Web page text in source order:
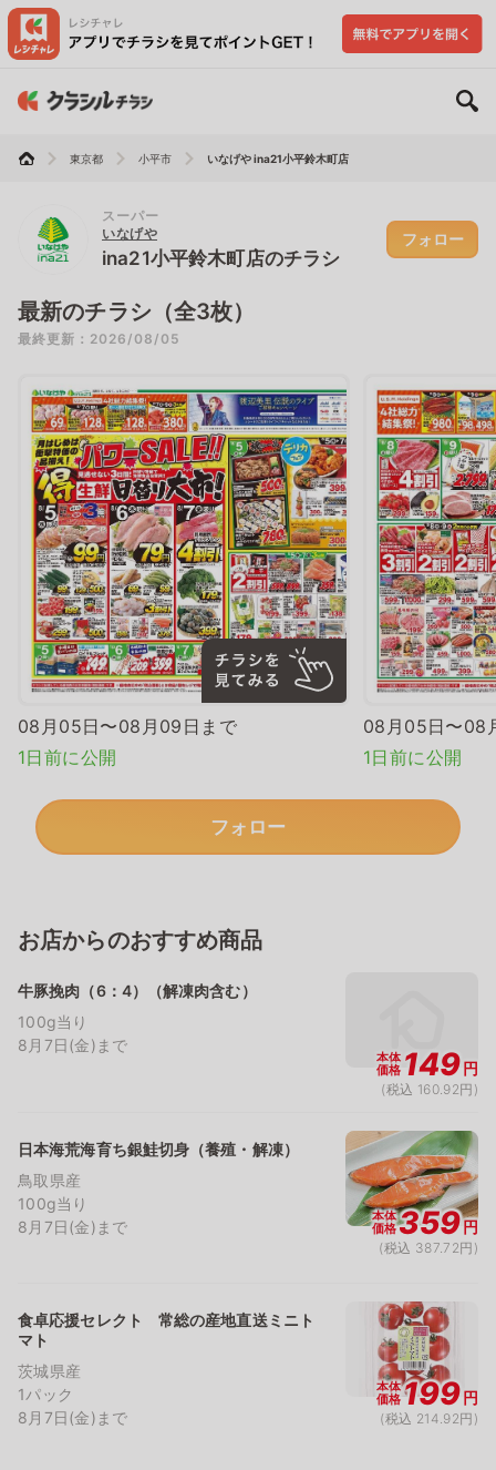
東京都 小平市 いなげや ina21小平鈴木町店
スーパー
いなげや
ina21小平鈴木町店のチラシ
フォロー
最新のチラシ（全3枚）
最終更新：2026/08/05
08月05日〜08月09日まで
1日前に公開
08月05日〜08
1日前に公開
フォロー
お店からのおすすめ商品
牛豚挽肉（6：4）（解凍肉含む）
100g当り
8月7日(金)まで
本体
価格 149円
(税込 160.92円)
日本海荒海育ち銀鮭切身（養殖・解凍）
鳥取県産
100g当り
8月7日(金)まで
本体
価格359円
(税込 387.72円)
食卓応援セレクト 常総の産地直送ミニト
マト
茨城県産
1パック
8月7日(金)まで
本体
価格199円
(税込 214.92円)